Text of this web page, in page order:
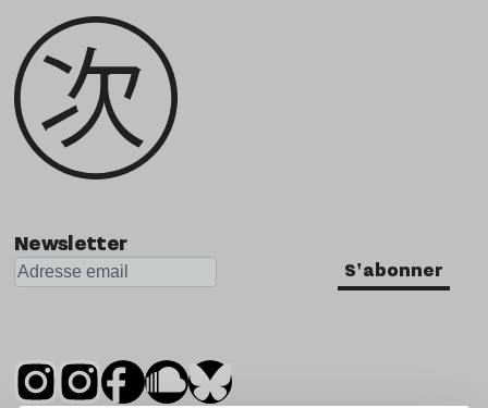
Newsletter
S'abonner